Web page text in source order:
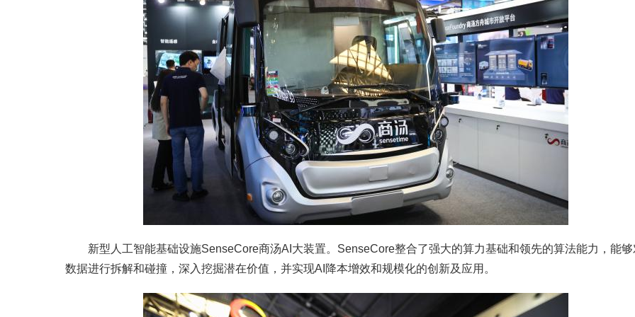
新型人工智能基础设施SenseCore商汤AI大装置。SenseCore整合了强大的算力基础和领先的算法能力，能够
数据进行拆解和碰撞，深入挖掘潜在价值，并实现AI降本增效和规模化的创新及应用。